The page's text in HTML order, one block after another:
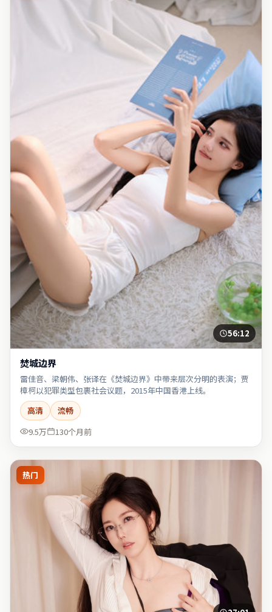
56:12
焚城边界
雷佳音、梁朝伟、张译在《焚城边界》中带来层次分明的表演；贾
樟柯以犯罪类型包裹社会议题，2015年中国香港上线。
高清
流畅
9.5万
130个月前
热门